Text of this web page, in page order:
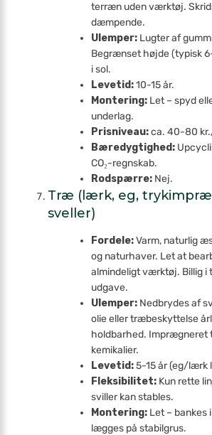
terræn uden værktøj.
dæmpende.
Ulemper: Lugter af
Begrænset højde (typisk
i sol.
Levetid:10-15 år.
Montering: Let – spyd
underlag.
Prisniveau:ca. 40-80
Bæredygtighed:
CO₂-regnskab.
Rodspærre: Nej.
Træ (lærk, eg,
sveller)
Fordele:Varm, naturlig
og natur­haver. Let at
almindeligt værktøj. Billig
udgave.
Ulemper: Nedbrydes af
olie eller træbeskyttelse
holdbarhed. Imprægneret
kemikalier.
Levetid:5-15 år (eg/lærk
Fleksibilitet: Kun rette
sviller kan stables.
Montering: Let – bankes
lægges på stabilgrus.